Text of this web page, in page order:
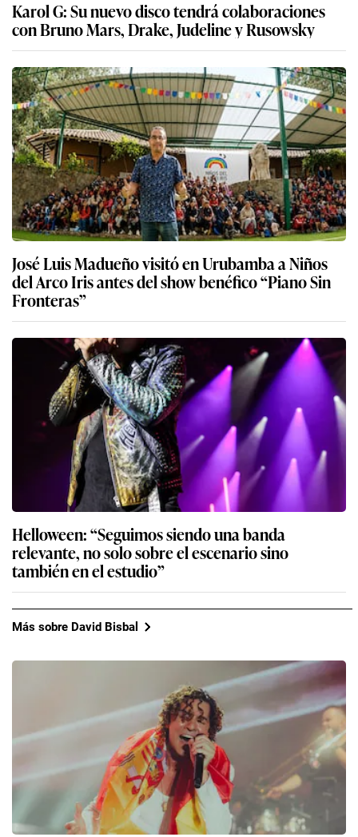
Karol G: Su nuevo disco tendrá colaboraciones
con Bruno Mars, Drake, Judeline y Rusowsky
José Luis Madueño visitó en Urubamba a Niños
del Arco Iris antes del show benéfico “Piano Sin
Fronteras”
Helloween: “Seguimos siendo una banda
relevante, no solo sobre el escenario sino
también en el estudio”
Más sobre David Bisbal